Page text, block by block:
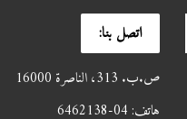
اتصل بنا:
ص.ب. 313، الناصرة 16000
هاتف: 04-6462138